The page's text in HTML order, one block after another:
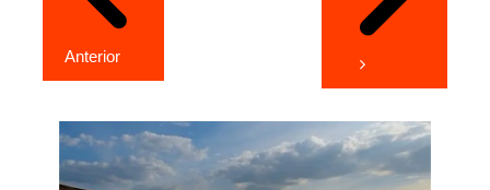
Anterior